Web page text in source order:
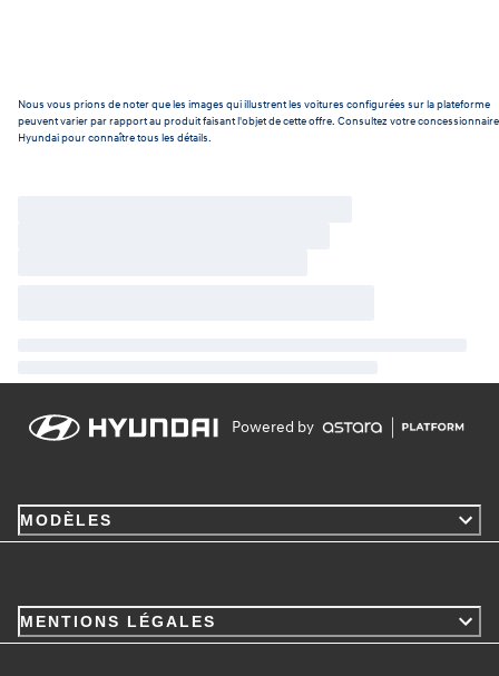
Nous vous prions de noter que les images qui illustrent les voitures configurées sur la plateforme
peuvent varier par rapport au produit faisant l'objet de cette offre. Consultez votre concessionnaire
Hyundai pour connaître tous les détails.
Powered by
MODÈLES
MENTIONS LÉGALES